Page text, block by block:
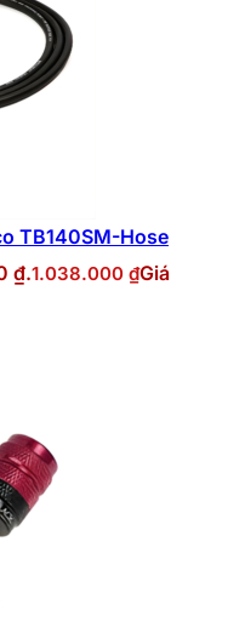
TB140SM-Hose
₫.1.038.000 ₫Giá